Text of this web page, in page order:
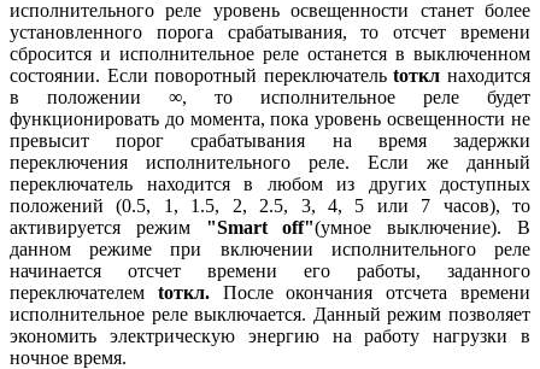
исполнительного реле уровень освещенности станет более
установленного порога срабатывания, то отсчет времени
сбросится и исполнительное реле останется в выключенном
состоянии. Если поворотный переключательtотклнаходится
в положении ∞, то исполнительное реле будет
функционировать до момента, пока уровень освещенности не
превысит порог срабатывания на время задержки
переключения исполнительного реле. Если же данный
переключатель находится в любом из других доступных
положений (0.5, 1, 1.5, 2, 2.5, 3, 4, 5 или 7 часов), то
активируется режим "Smart off"(умное выключение). В
данном режиме при включении исполнительного реле
начинается отсчет времени его работы, заданного
переключателем tоткл. После окончания отсчета времени
исполнительное реле выключается. Данный режим позволяет
экономить электрическую энергию на работу нагрузки в
ночное время.